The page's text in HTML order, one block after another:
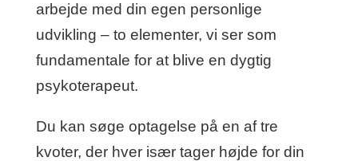
arbejde med din egen personlige
udvikling – to elementer, vi ser som
fundamentale for at blive en dygtig
psykoterapeut.
Du kan søge optagelse på en af tre
kvoter, der hver især tager højde for din